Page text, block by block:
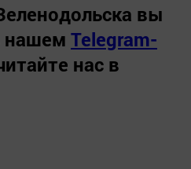
вы
нашем Telegram-
нас в